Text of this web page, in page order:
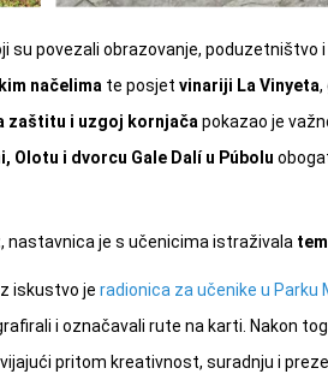
su povezali obrazovanje, poduzetništvo
načelima te posjet vinariji La Vinyeta,
zaštitu i uzgoj kornjača pokazao je
Olotu i dvorcu Gale Dalí u Púbolu
, nastavnica je s učenicima istraživala
iskustvo je radionica za učenike u Parku
i označavali rute na karti. Nakon
pritom kreativnost, suradnju i